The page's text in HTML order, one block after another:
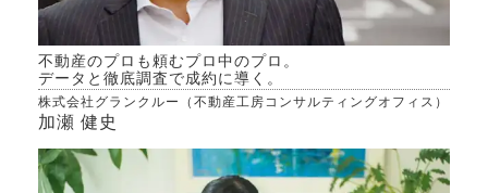
不動産のプロも頼むプロ中のプロ。
データと徹底調査で成約に導く。
株式会社グランクルー（不動産工房コンサルティングオフィス）
加瀬 健史